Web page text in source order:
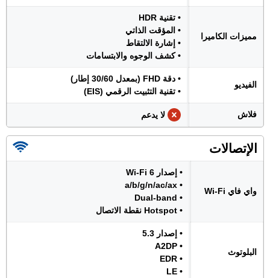
مميزات الكاميرا
• تقنية HDR
• المؤقت الذاتي
• إشارة الالتقاط
• كشف الوجوه والابتسامات
الفيديو
• دقة FHD (بمعدل 30/60 إطار)
• تقنية التثبيت الرقمي (EIS)
فلاش لا يدعم
الإتصالات
واي فاي Wi-Fi
• إصدار Wi-Fi 6
• a/b/g/n/ac/ax
• Dual-band
• Hotspot نقطة الاتصال
البلوتوث
• إصدار 5.3
• A2DP
• EDR
• LE